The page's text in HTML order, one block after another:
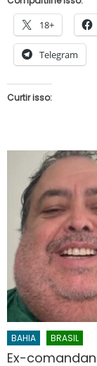
18+
Telegram
Curtir isso:
BAHIA BRASIL
Ex-